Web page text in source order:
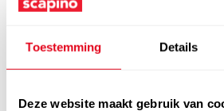
Toestemming Details
Deze website maakt gebruik van